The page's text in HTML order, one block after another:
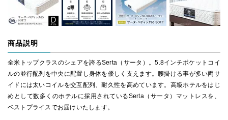
商品説明
全米トップクラスのシェアを誇るSerta（サータ）。5.8インチポケットコイ
ルの並行配列を中央に配置し身体を優しく支えます。腰掛ける事が多い両サ
イドには太いコイルを交互配列、耐久性を高めています。高級ホテルをはじ
めとして数多くのホテルに採用されているSerta（サータ）マットレスを、
ベストプライスでお届けいたします。